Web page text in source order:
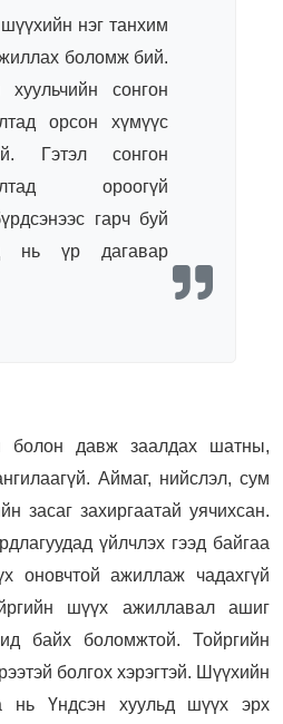
нэг танхим
боломж бий.
хуульчийн сонгон
орсон хүмүүс
Гэтэл сонгон
ороогүй
гарч буй
нь үр дагавар
болон давж заалдах шатны,
Аймаг, нийслэл, сум
засаг захиргаатай уячихсан.
үйлчлэх гээд байгаа
оновчтой ажиллаж чадахгүй
шүүх ажиллавал ашиг
байх боломжтой. Тойргийн
болгох хэрэгтэй. Шүүхийн
нь Үндсэн хуульд шүүх эрх